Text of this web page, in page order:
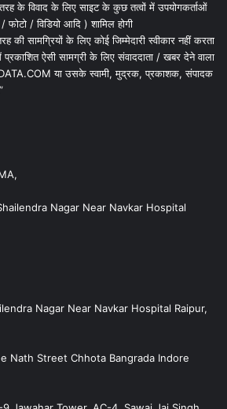
के विवाद के लिए साइट के कुछ तत्वों में उपयोगकर्ताओं
/ फोटो / विडियो आदि ) शामिल होगी
सामग्रियों के लिए कोई जिम्मेदारी स्वीकार नहीं करता
ऐसी सामग्री के लिए संवाददाता / खबर देने वाला
या उसके स्वामी, मुद्रक, प्रकाशक, संपादक
Nagar Near Navkar Hospital
Nagar Near Navkar Hospital Raipur,
Nath Street Chhota Bangrada Indore